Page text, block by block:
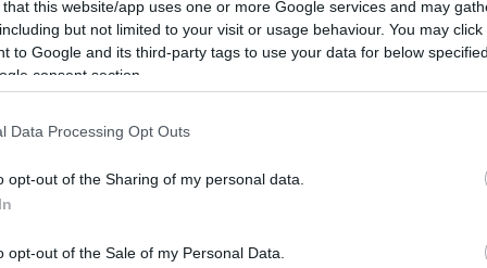
that this website/app uses one or more Google services and may
but not limited to your visit or usage behaviour. You may
to Google and its third-party tags to use your data for below
consent section.
Data Processing Opt Outs
opt-out of the Sharing of my personal data.
opt-out of the Sale of my Personal Data.
fogadja a látogatókat, majd a Kolompos
míg a kisszínpadon a Színház- és
osztályának előadása és színházi vetélkedő
Band-koncert, valamint
Pál Villon-összeállítása látható, majd öt órától a
a Kodály-év jegyében, az esemény
után